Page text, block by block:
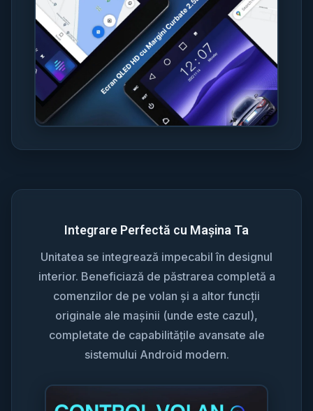
Integrare Perfectă cu Mașina Ta
Unitatea se integrează impecabil în designul
interior. Beneficiază de păstrarea completă a
comenzilor de pe volan și a altor funcții
originale ale mașinii (unde este cazul),
completate de capabilitățile avansate ale
sistemului Android modern.